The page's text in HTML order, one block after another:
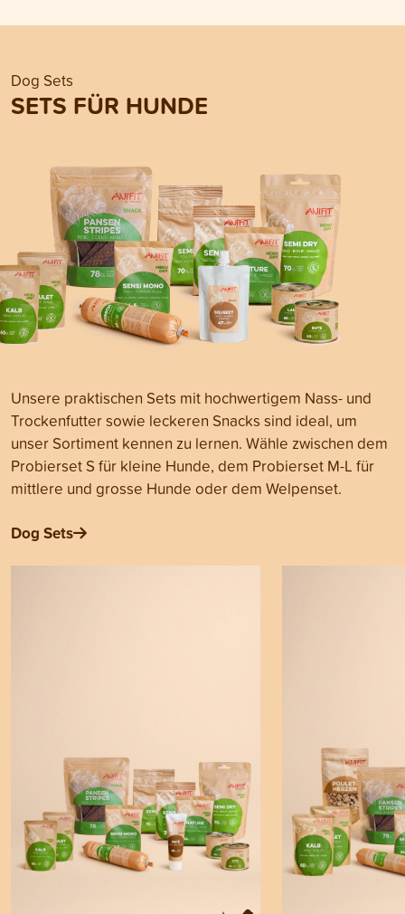
Dog Sets
SETS FÜR HUNDE
Unsere praktischen Sets mit hochwertigem Nass- und
Trockenfutter sowie leckeren Snacks sind ideal, um
unser Sortiment kennen zu lernen. Wähle zwischen dem
Probierset S für kleine Hunde, dem Probierset M-L für
mittlere und grosse Hunde oder dem Welpenset.
Dog Sets